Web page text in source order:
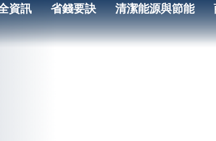
資訊 省錢要訣 清潔能源與節能